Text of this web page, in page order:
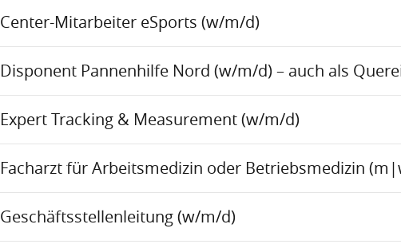
Center-Mitarbeiter eSports (w/m/d)
Disponent Pannenhilfe Nord (w/m/d) – auch als
Expert Tracking & Measurement (w/m/d)
Facharzt für Arbeitsmedizin oder Betriebsmedizin
Geschäftsstellenleitung (w/m/d)